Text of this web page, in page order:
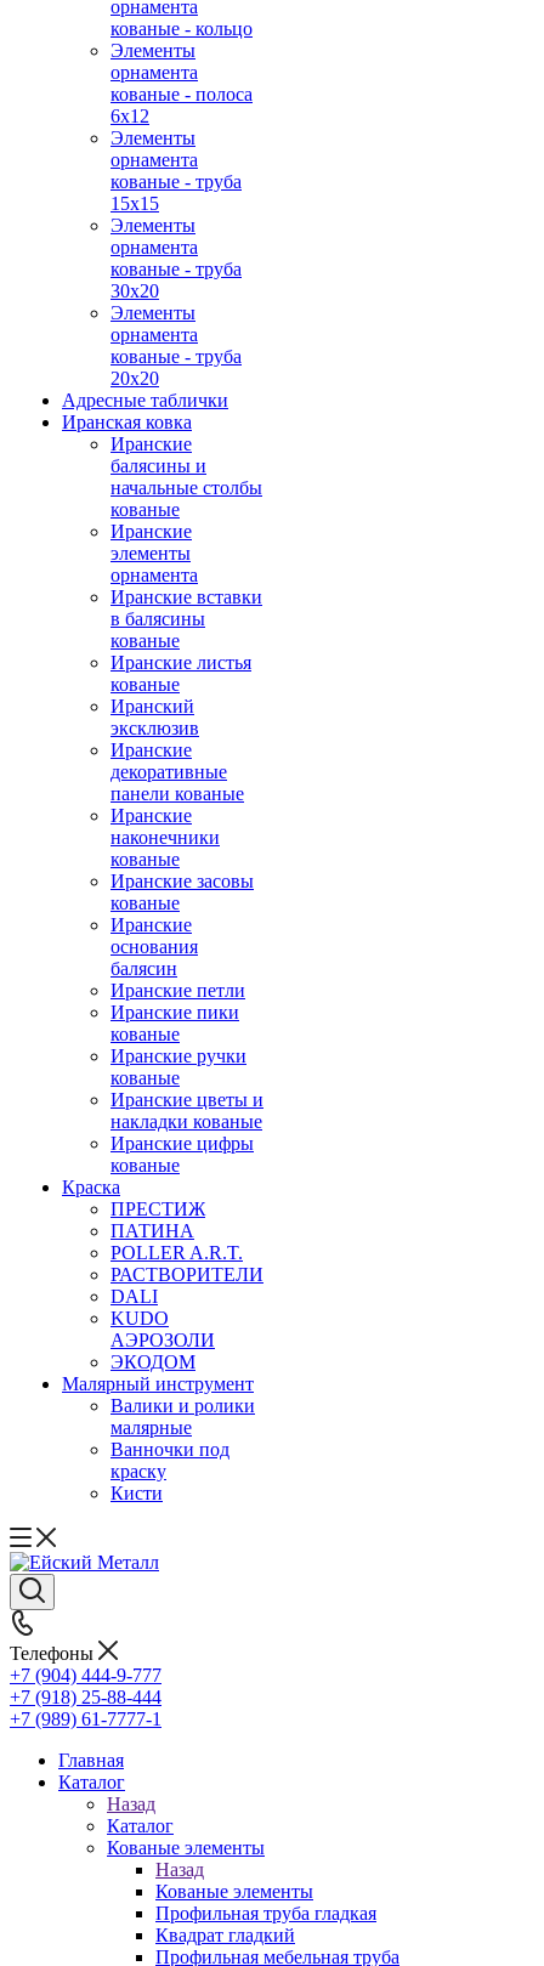
орнамента
кованые - кольцо
Элементы
орнамента
кованые - полоса
6х12
Элементы
орнамента
кованые - труба
15х15
Элементы
орнамента
кованые - труба
30х20
Элементы
орнамента
кованые - труба
20х20
Адресные таблички
Иранская ковка
Иранские
балясины и
начальные столбы
кованые
Иранские
элементы
орнамента
Иранские вставки
в балясины
кованые
Иранские листья
кованые
Иранский
эксклюзив
Иранские
декоративные
панели кованые
Иранские
наконечники
кованые
Иранские засовы
кованые
Иранские
основания
балясин
Иранские петли
Иранские пики
кованые
Иранские ручки
кованые
Иранские цветы и
накладки кованые
Иранские цифры
кованые
Краска
ПРЕСТИЖ
ПАТИНА
POLLER A.R.T.
РАСТВОРИТЕЛИ
DALI
KUDO
АЭРОЗОЛИ
ЭКОДОМ
Малярный инструмент
Валики и ролики
малярные
Ванночки под
краску
Кисти
Телефоны
+7 (904) 444-9-777
+7 (918) 25-88-444
+7 (989) 61-7777-1
Главная
Каталог
Назад
Каталог
Кованые элементы
Назад
Кованые элементы
Профильная труба гладкая
Квадрат гладкий
Профильная мебельная труба